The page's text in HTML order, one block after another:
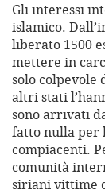
Gli interessi
islamico.
liberato 1500
mettere in
solo colpevole
altri stati
sono arrivati
fatto nulla per
compiacenti.
comunità
siriani vittime